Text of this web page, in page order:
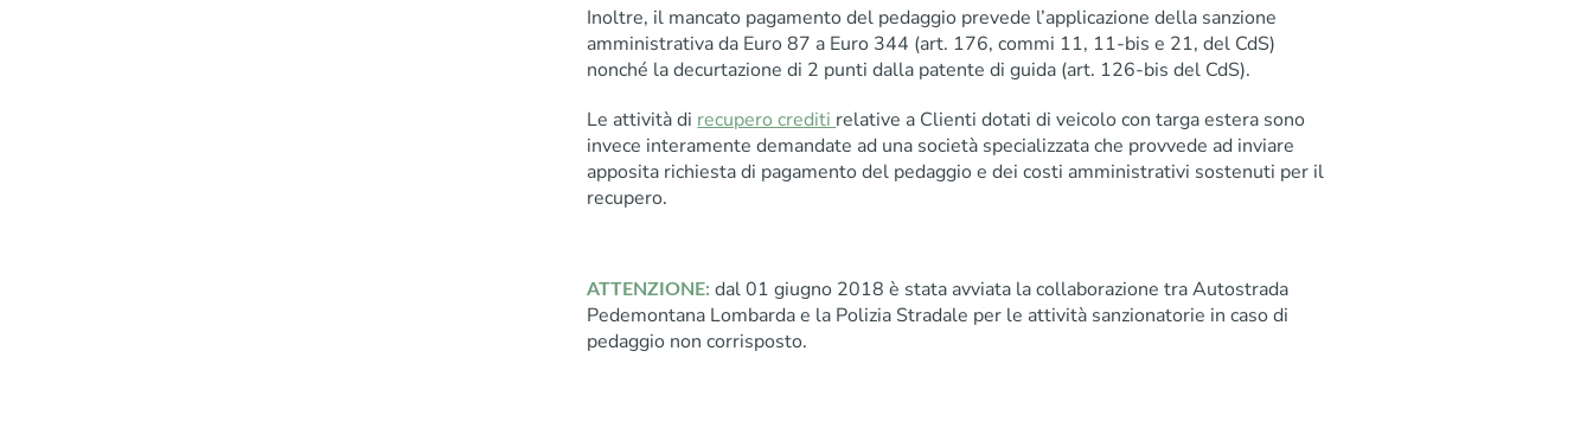
Inoltre, il mancato pagamento del pedaggio prevede l’applicazione della sanzione
amministrativa da Euro 87 a Euro 344 (art. 176, commi 11, 11-bis e 21, del CdS)
nonché la decurtazione di 2 punti dalla patente di guida (art. 126-bis del CdS).
Le attività di recupero crediti relative a Clienti dotati di veicolo con targa estera sono
invece interamente demandate ad una società specializzata che provvede ad inviare
apposita richiesta di pagamento del pedaggio e dei costi amministrativi sostenuti per il
recupero.
ATTENZIONE:dal 01 giugno 2018 è stata avviata la collaborazione tra Autostrada
Pedemontana Lombarda e la Polizia Stradale per le attività sanzionatorie in caso di
pedaggio non corrisposto.